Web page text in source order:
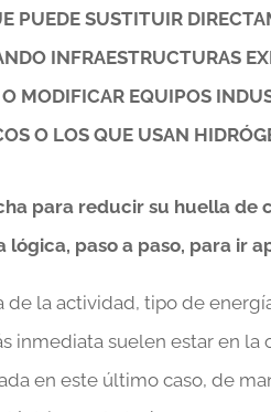
PUEDE SUSTITUIR
INFRAESTRUCTURAS
MODIFICAR EQUIPOS
O LOS QUE USAN
para reducir su huella de
paso a paso, para ir
la actividad, tipo de
inmediata suelen estar en la
en este último caso, de